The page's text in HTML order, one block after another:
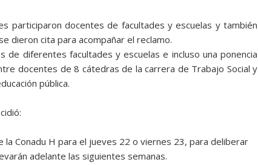
participaron docentes de facultades y escuelas y también
dieron cita para acompañar el reclamo.
de diferentes facultades y escuelas e incluso una ponencia
docentes de 8 cátedras de la carrera de Trabajo Social y
pública.
la Conadu H para el jueves 22 o viernes 23, para deliberar
adelante las siguientes semanas.